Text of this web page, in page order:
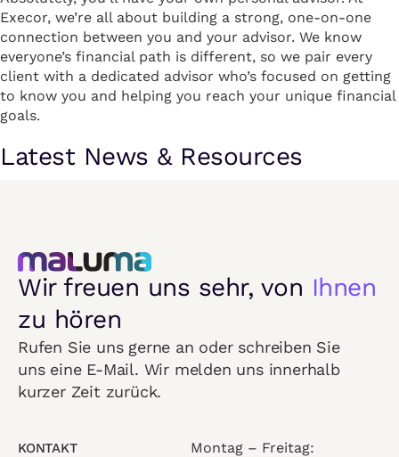
Execor, we’re all about building a strong, one-on-one
connection between you and your advisor. We know
everyone’s financial path is different, so we pair every
client with a dedicated advisor who’s focused on getting
to know you and helping you reach your unique financial
goals.
Latest News & Resources
Wir freuen uns sehr, von Ihnen
zu hören
Rufen Sie uns gerne an oder schreiben Sie
uns eine E-Mail. Wir melden uns innerhalb
kurzer Zeit zurück.
KONTAKT
Montag – Freitag: